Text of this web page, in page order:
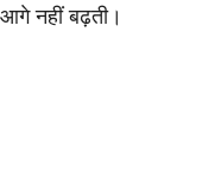
आगे नहीं बढ़ती।